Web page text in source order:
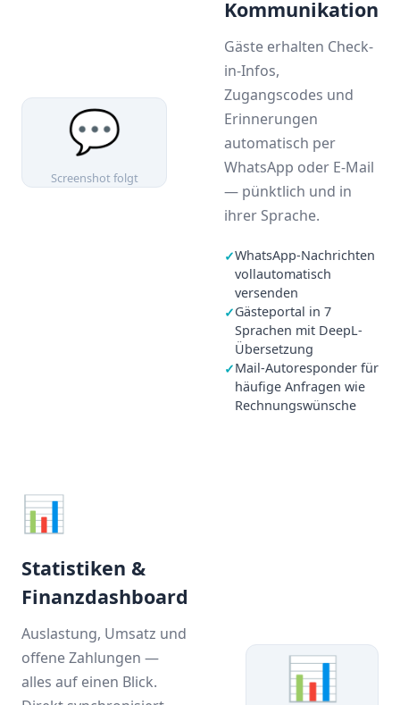
Kommunikation
Gäste erhalten Check-
in-Infos,
Zugangscodes und
Erinnerungen
automatisch per
WhatsApp oder E-Mail
— pünktlich und in
ihrer Sprache.
✓WhatsApp-Nachrichten
vollautomatisch
versenden
✓Gästeportal in 7
Sprachen mit DeepL-
Übersetzung
✓Mail-Autoresponder für
häufige Anfragen wie
Rechnungswünsche
💬
Screenshot folgt
📊
Statistiken &
Finanzdashboard
Auslastung, Umsatz und
offene Zahlungen —
alles auf einen Blick.
📊